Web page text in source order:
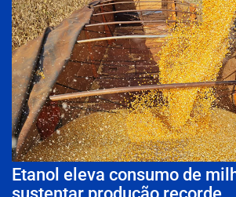
Etanol eleva consumo de